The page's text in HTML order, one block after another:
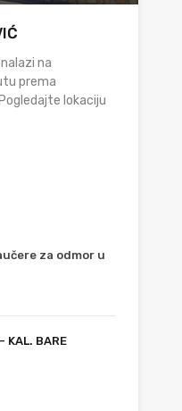
na
prema
lokaciju
za odmor u
KAL. BARE